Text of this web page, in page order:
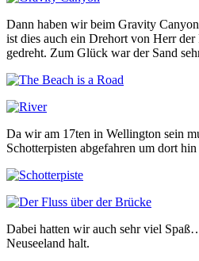
Dann haben wir beim Gravity
ist dies auch ein Drehort von Herr
gedreht. Zum Glück war der Sand
Da wir am 17ten in Wellington sein
Schotterpisten abgefahren um dort
Dabei hatten wir auch sehr viel
Neuseeland halt.